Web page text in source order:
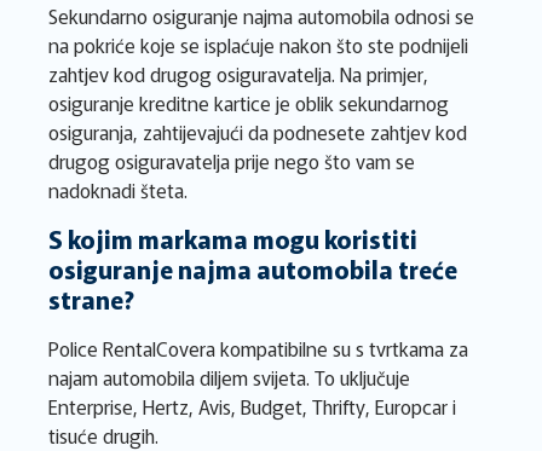
Sekundarno osiguranje najma automobila odnosi se
na pokriće koje se isplaćuje nakon što ste podnijeli
zahtjev kod drugog osiguravatelja. Na primjer,
osiguranje kreditne kartice je oblik sekundarnog
osiguranja, zahtijevajući da podnesete zahtjev kod
drugog osiguravatelja prije nego što vam se
nadoknadi šteta.
S kojim markama mogu koristiti
osiguranje najma automobila treće
strane?
Police RentalCovera kompatibilne su s tvrtkama za
najam automobila diljem svijeta. To uključuje
Enterprise, Hertz, Avis, Budget, Thrifty, Europcar i
tisuće drugih.